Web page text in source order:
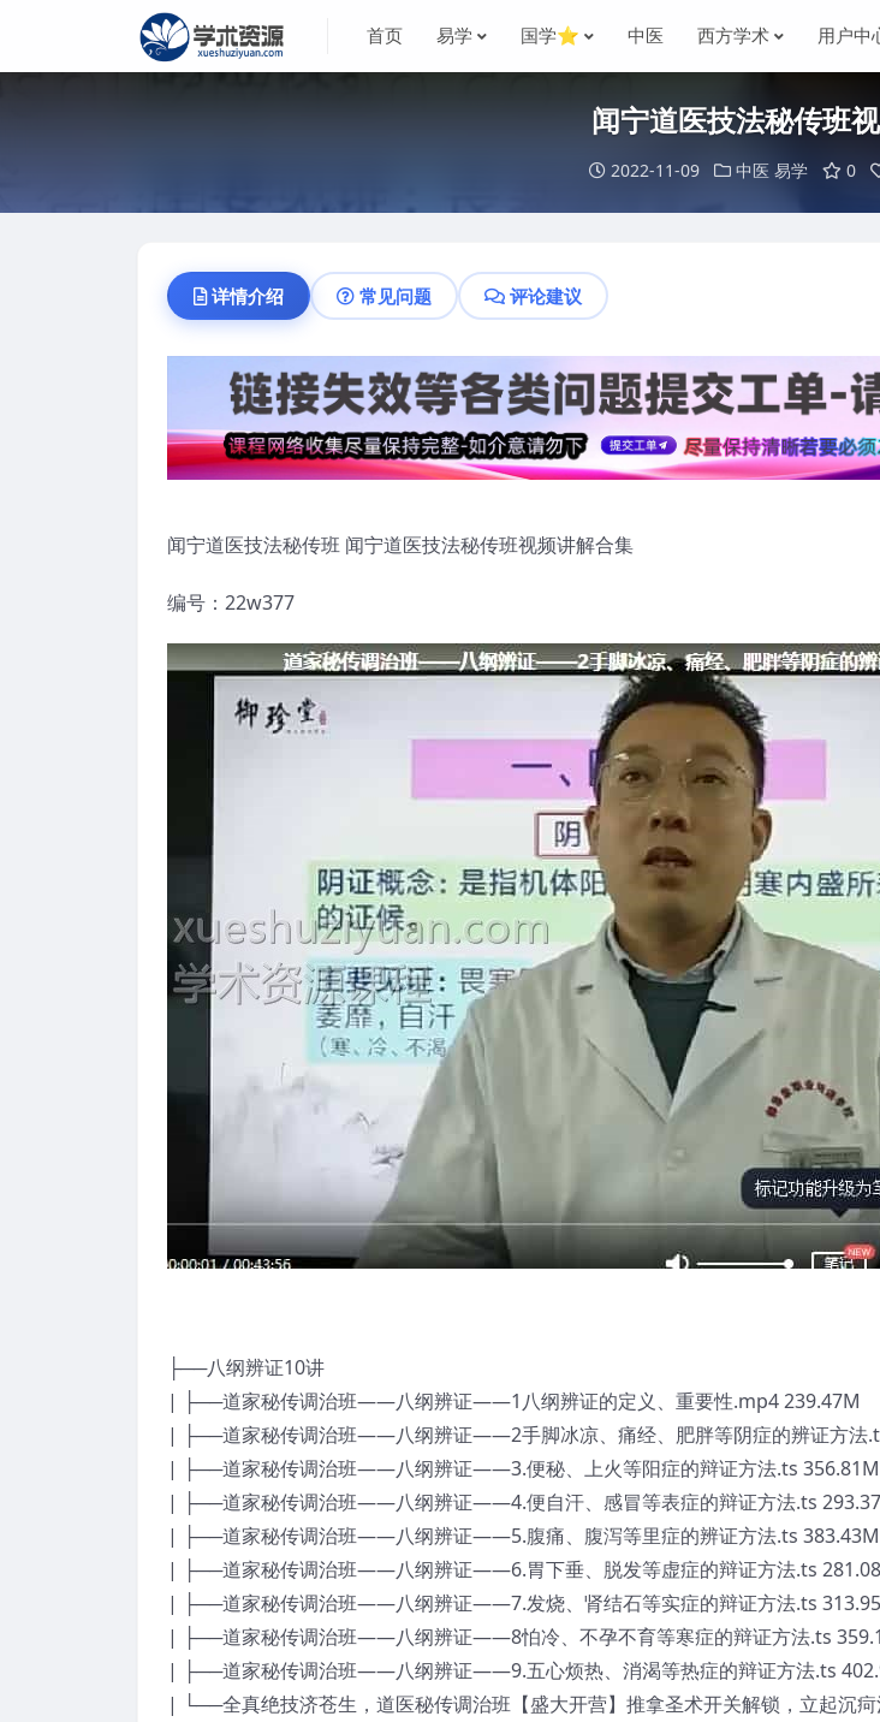
首页 易学 国学⭐ 中医 西方学术 用户
闻宁道医技法秘传班
2022-11-09 中医 易学 0
详情介绍 常见问题 评论建议
闻宁道医技法秘传班 闻宁道医技法秘传班视频讲解合集
编号：22w377
├──八纲辨证10讲
| ├──道家秘传调治班——八纲辨证——1八纲辨证的定义、重要性.mp4 239.47M
| ├──道家秘传调治班——八纲辨证——2手脚冰凉、痛经、肥胖等阴症的辨证方法
| ├──道家秘传调治班——八纲辨证——3.便秘、上火等阳症的辩证方法.ts 356.81M
| ├──道家秘传调治班——八纲辨证——4.便自汗、感冒等表症的辩证方法.ts
| ├──道家秘传调治班——八纲辨证——5.腹痛、腹泻等里症的辨证方法.ts 383.43M
| ├──道家秘传调治班——八纲辨证——6.胃下垂、脱发等虚症的辩证方法.ts
| ├──道家秘传调治班——八纲辨证——7.发烧、肾结石等实症的辩证方法.ts
| ├──道家秘传调治班——八纲辨证——8怕冷、不孕不育等寒症的辩证方法.ts
| ├──道家秘传调治班——八纲辨证——9.五心烦热、消渴等热症的辩证方法.ts
| └──全真绝技济苍生，道医秘传调治班【盛大开营】推拿圣术开关解锁，立起沉